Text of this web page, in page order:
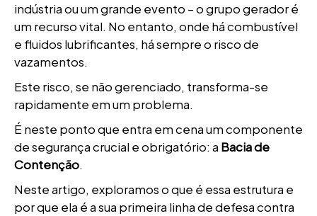
indústria ou um grande evento – o grupo gerador é
um recurso vital. No entanto, onde há combustível
e fluidos lubrificantes, há sempre o risco de
vazamentos.
Este risco, se não gerenciado, transforma-se
rapidamente em um problema.
É neste ponto que entra em cena um componente
de segurança crucial e obrigatório: a Bacia de
Contenção.
Neste artigo, exploramos o que é essa estrutura e
por que ela é a sua primeira linha de defesa contra